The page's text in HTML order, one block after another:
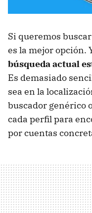
Si queremos
es la mejor opción.
búsqueda actual
Es demasiado
sea en la
buscador genérico
cada perfil para
por cuentas